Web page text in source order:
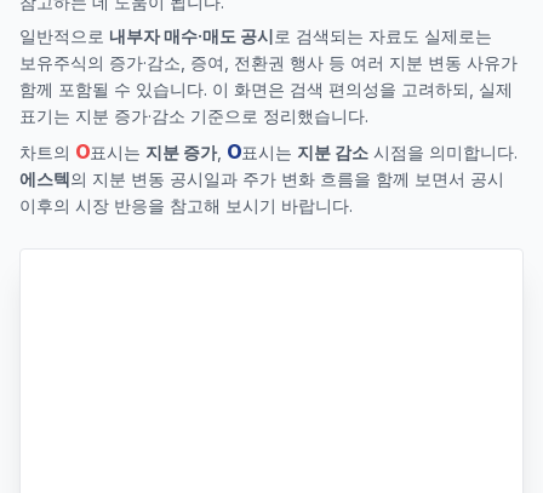
일반적으로 내부자 매수·매도 공시로 검색되는 자료도 실제로는
보유주식의 증가·감소, 증여, 전환권 행사 등 여러 지분 변동 사유가
함께 포함될 수 있습니다. 이 화면은 검색 편의성을 고려하되, 실제
표기는 지분 증가·감소 기준으로 정리했습니다.
차트의 O표시는 지분 증가, O표시는 지분 감소 시점을 의미합니다.
에스텍의 지분 변동 공시일과 주가 변화 흐름을 함께 보면서 공시
이후의 시장 반응을 참고해 보시기 바랍니다.